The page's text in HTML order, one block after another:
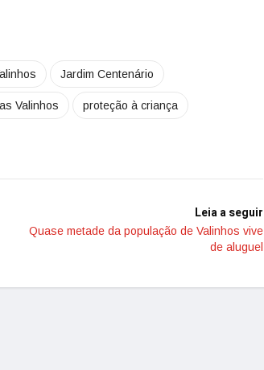
Jardim Centenário
Valinhos proteção à criança
Leia a seguir
Quase metade da população de Valinhos vive
de aluguel